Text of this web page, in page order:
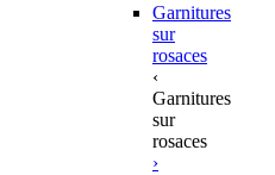
Garnitures
sur
rosaces
‹
Garnitures
sur
rosaces
›